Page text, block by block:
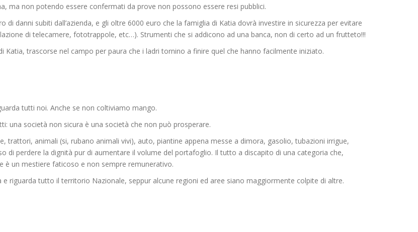
ma non potendo essere confermati da prove non possono essere resi pubblici.
danni subiti dall’azienda, e gli oltre 6000 euro che la famiglia di Katia dovrà investire in sicurezza per evitare
di telecamere, fototrappole, etc…). Strumenti che si addicono ad una banca, non di certo ad un frutteto!!!
trascorse nel campo per paura che i ladri tornino a finire quel che hanno facilmente iniziato.
tutti noi. Anche se non coltiviamo mango.
una società non sicura è una società che non può prosperare.
animali (si, rubano animali vivi), auto, piantine appena messe a dimora, gasolio, tubazioni irrigue,
di perdere la dignità pur di aumentare il volume del portafoglio. Il tutto a discapito di una categoria che,
è un mestiere faticoso e non sempre remunerativo.
riguarda tutto il territorio Nazionale, seppur alcune regioni ed aree siano maggiormente colpite di altre.